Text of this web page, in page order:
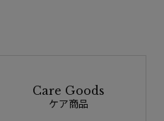
Care Goods
ケア商品